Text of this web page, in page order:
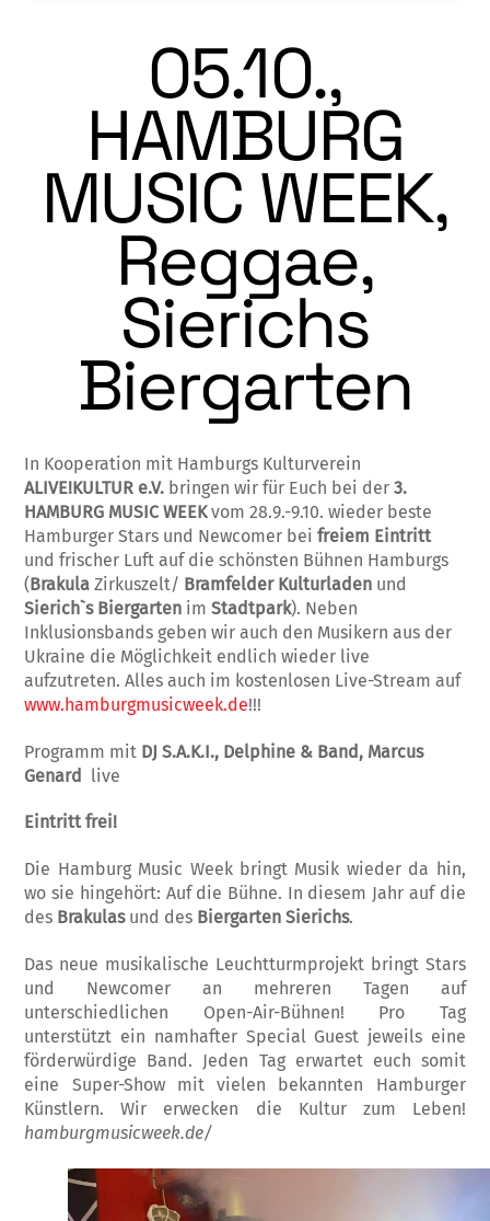
05.10.,
HAMBURG
MUSIC WEEK,
Reggae,
Sierichs
Biergarten
In Kooperation mit Hamburgs Kulturverein
ALIVE!KULTUR e.V. bringen wir für Euch bei der3.
HAMBURG MUSIC WEEKvom 28.9.-9.10. wieder beste
Hamburger Stars und Newcomer beifreiem Eintritt
und frischer Luft auf die schönsten Bühnen Hamburgs
(Brakula Zirkuszelt/ Bramfelder Kulturladen und
Sierich`s Biergarten imStadtpark). Neben
Inklusionsbands geben wir auch den Musikern aus der
Ukraine die Möglichkeit endlich wieder live
aufzutreten. Alles auch im kostenlosen Live-Stream auf
www.hamburgmusicweek.de!!!
Programm mit DJ S.A.K.I., Delphine & Band, Marcus
Genard
live
Eintritt frei!
Die Hamburg Music Week bringt Musik wieder da hin,
wo sie hingehört: Auf die Bühne. In diesem Jahr auf die
des Brakulasund des Biergarten Sierichs.
Das neue musikalische Leuchtturmprojekt bringt Stars
und Newcomer an mehreren Tagen auf
unterschiedlichen Open-Air-Bühnen! Pro Tag
unterstützt ein namhafter Special Guest jeweils eine
förderwürdige Band. Jeden Tag erwartet euch somit
eine Super-Show mit vielen bekannten Hamburger
Künstlern. Wir erwecken die Kultur zum Leben!
hamburgmusicweek.de/